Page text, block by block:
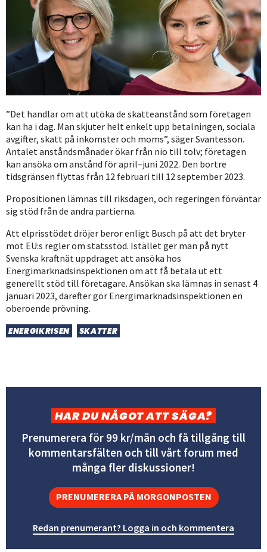
”Det handlar om att utöka de skatteanstånd som företagen
kan ha i dag. Man skjuter helt enkelt upp betalningen, sociala
avgifter, skatt på inkomster och moms”, säger Svantesson.
Antalet anståndsmånader ökar från nio till tolv; företagen
kan ansöka om anstånd för april–juni 2022. Den bortre
tidsgränsen flyttas från 12 februari till 12 september 2023.
Propositionen lämnas till riksdagen, och regeringen förväntar
sig stöd från de andra partierna.
Att elprisstödet dröjer beror enligt Busch på att det bryter
mot EU:s regler om statsstöd. Istället ger man på nytt
Svenska kraftnät uppdraget att ansöka hos
Energimarknadsinspektionen om att få betala ut ett
generellt stöd till företagare. Ansökan ska lämnas in senast 4
januari 2023, därefter gör Energimarknadsinspektionen en
oberoende prövning.
ENERGIKRISEN SKATTER
HAR DU NÅGOT ATT SÄGA?
Prenumerera för 99 kr/mån och få tillgång till
kommentarsfälten och till vårt forum med
många fler diskussioner!
PRENUMERERA PÅ MORGONPOSTEN
Redan prenumerant? Logga in och kommentera